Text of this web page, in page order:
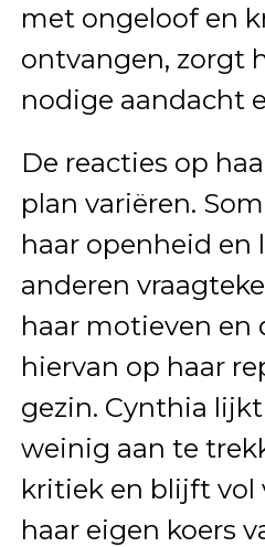
met ongeloof en
ontvangen, zorgt
nodige aandacht
De reacties op
plan variëren.
haar openheid en
anderen
haar motieven en
hiervan op haar
gezin. Cynthia
weinig aan te
kritiek en blijft vol
haar eigen koers